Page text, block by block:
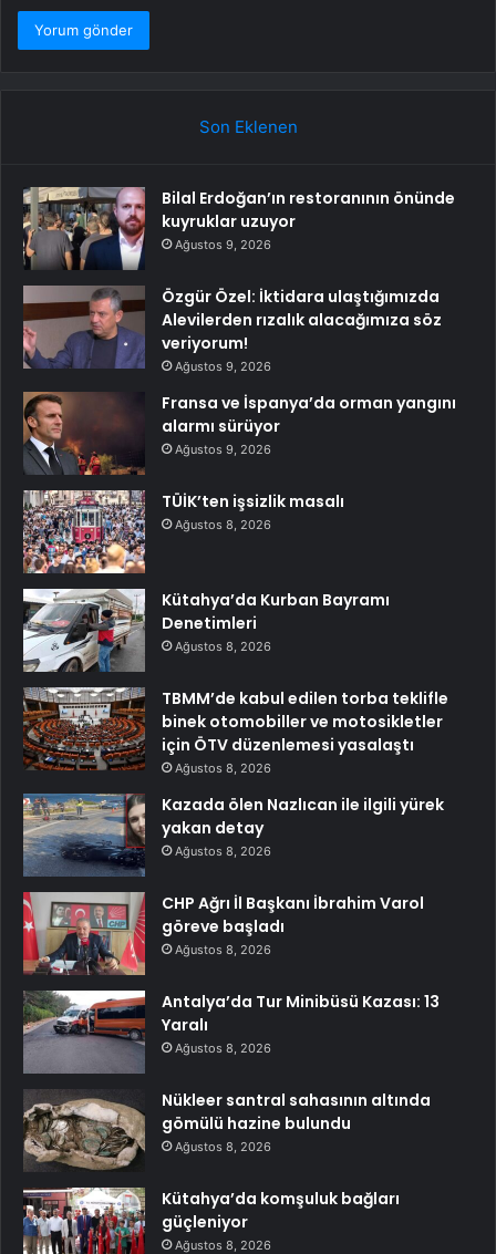
Son Eklenen
Bilal Erdoğan’ın restoranının önünde
kuyruklar uzuyor
Ağustos 9, 2026
Özgür Özel: İktidara ulaştığımızda
Alevilerden rızalık alacağımıza söz
veriyorum!
Ağustos 9, 2026
Fransa ve İspanya’da orman yangını
alarmı sürüyor
Ağustos 9, 2026
TÜİK’ten işsizlik masalı
Ağustos 8, 2026
Kütahya’da Kurban Bayramı
Denetimleri
Ağustos 8, 2026
TBMM’de kabul edilen torba teklifle
binek otomobiller ve motosikletler
için ÖTV düzenlemesi yasalaştı
Ağustos 8, 2026
Kazada ölen Nazlıcan ile ilgili yürek
yakan detay
Ağustos 8, 2026
CHP Ağrı İl Başkanı İbrahim Varol
göreve başladı
Ağustos 8, 2026
Antalya’da Tur Minibüsü Kazası: 13
Yaralı
Ağustos 8, 2026
Nükleer santral sahasının altında
gömülü hazine bulundu
Ağustos 8, 2026
Kütahya’da komşuluk bağları
güçleniyor
Ağustos 8, 2026